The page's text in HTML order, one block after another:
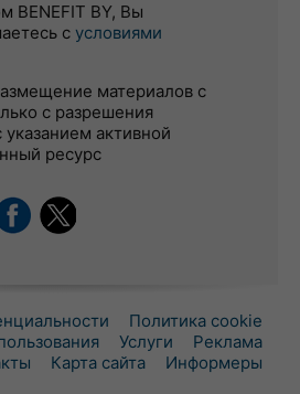
BENEFIT BY, Вы
с условиями
материалов с
с разрешения
активной
ресурс
Политика cookie
Услуги
Реклама
Карта сайта Информеры